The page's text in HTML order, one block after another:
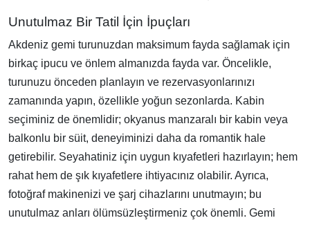
Unutulmaz Bir Tatil İçin İpuçları
Akdeniz gemi turunuzdan maksimum fayda sağlamak için
birkaç ipucu ve önlem almanızda fayda var. Öncelikle,
turunuzu önceden planlayın ve rezervasyonlarınızı
zamanında yapın, özellikle yoğun sezonlarda. Kabin
seçiminiz de önemlidir; okyanus manzaralı bir kabin veya
balkonlu bir süit, deneyiminizi daha da romantik hale
getirebilir. Seyahatiniz için uygun kıyafetleri hazırlayın; hem
rahat hem de şık kıyafetlere ihtiyacınız olabilir. Ayrıca,
fotoğraf makinenizi ve şarj cihazlarını unutmayın; bu
unutulmaz anları ölümsüzleştirmeniz çok önemli. Gemi